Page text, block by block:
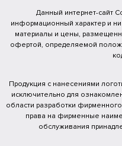
Данный интернет-сайт
информационный характер и
материалы и цены,
офертой, определяемой
Продукция с нанесениями
исключительно для
области разработки
права на фирменные
обслуживания